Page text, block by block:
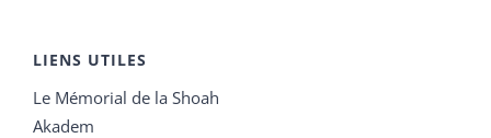
LIENS UTILES
Le Mémorial de la Shoah
Akadem